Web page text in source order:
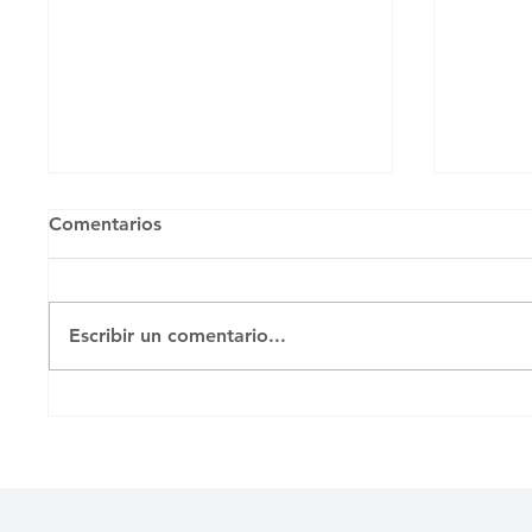
Untitled
DÍAZ-CANEL ADMITE
EUA El dictador Miguel Díaz-
Canel confirmó esta mañana,
Comentarios
Escribir un comentario...